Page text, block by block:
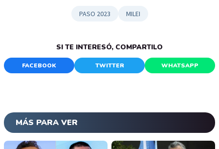
PASO 2023 MILEI
SI TE INTERESÓ, COMPARTILO
FACEBOOK TWITTER WHATSAPP
MÁS PARA VER